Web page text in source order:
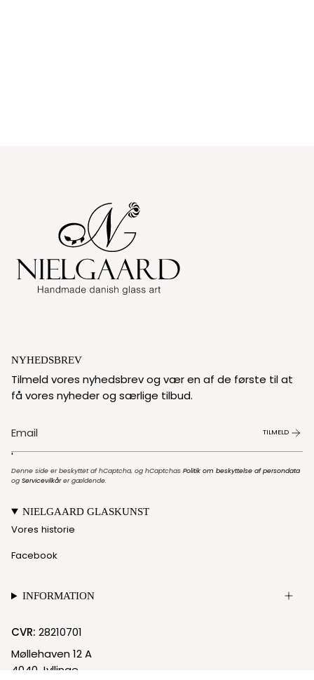
NYHEDSBREV
Tilmeld vores nyhedsbrev og vær en af de første til at
få vores nyheder og særlige tilbud.
TILMELD
'
Denne side er beskyttet af hCaptcha, og hCaptchas Politik om beskyttelse af persondata
og Servicevilkårer gældende.
NIELGAARD GLASKUNST
Vores historie
Facebook
INFORMATION
CVR: 28210701
Møllehaven 12 A
4040 Jyllinge